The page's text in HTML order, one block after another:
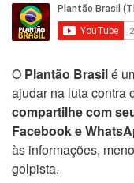
O Plantão Brasilé
ajudar na luta contra
compartilhe com
Facebook e
às informações,
golpista.